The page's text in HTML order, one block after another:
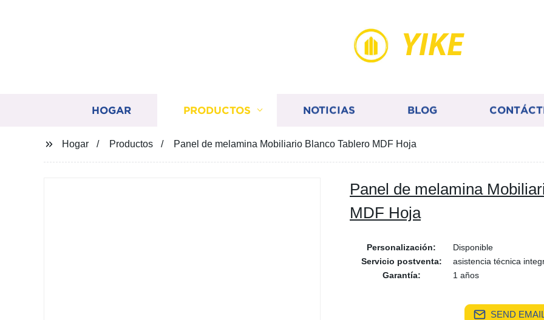
YIKE
HOGAR PRODUCTOS NOTICIAS BLOG
Hogar Productos Panel de melamina Mobiliario Blanco Tablero MDF Hoja
Panel de melamina
MDF Hoja
Personalización:
Disponible
Servicio postventa:
asistencia técnica
Garantía:
1 años
SEND